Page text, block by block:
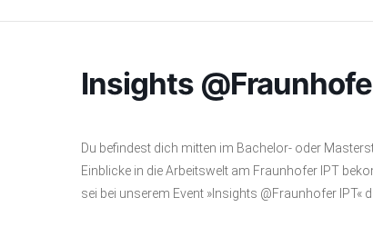
Insights
Du befindest dich mitten im Bachelor- oder
Einblicke in die Arbeitswelt am Fraunhofer IPT
sei bei unserem Event »Insights @Fraunhofer IPT«